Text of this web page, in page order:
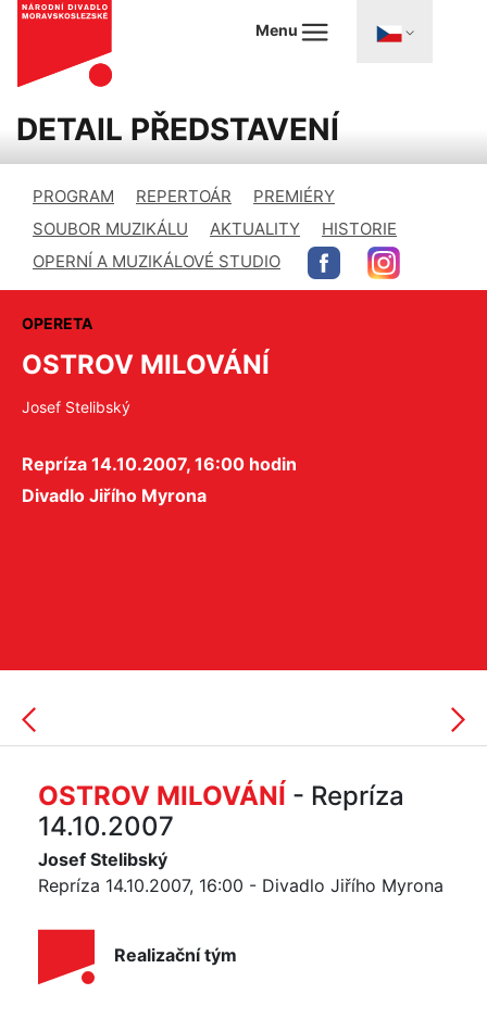
Menu
DETAIL PŘEDSTAVENÍ
PROGRAM REPERTOÁR
PREMIÉRY
SOUBOR MUZIKÁLU
AKTUALITY
HISTORIE
OPERNÍ A MUZIKÁLOVÉ STUDIO
OPERETA
OSTROV MILOVÁNÍ
Josef Stelibský
Repríza 14.10.2007, 16:00 hodin
Divadlo Jiřího Myrona
OSTROV MILOVÁNÍ - Repríza
14.10.2007
Josef Stelibský
Repríza 14.10.2007, 16:00 - Divadlo Jiřího Myrona
Realizační tým